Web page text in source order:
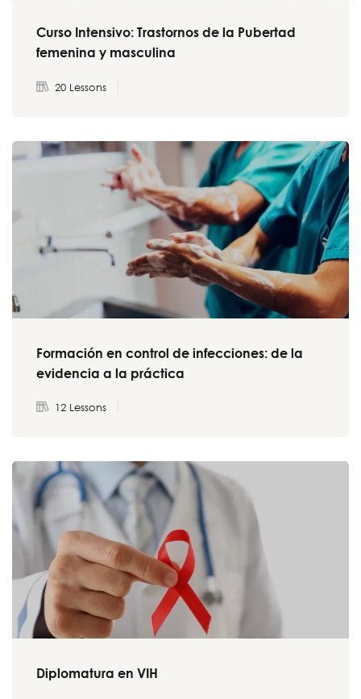
Curso Intensivo: Trastornos de la Pubertad
femenina y masculina
20 Lessons
Formación en control de infecciones: de la
evidencia a la práctica
12 Lessons
Diplomatura en VIH